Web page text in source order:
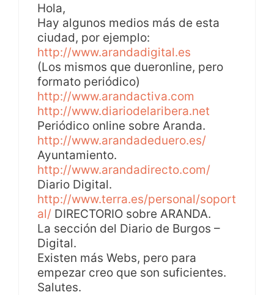
Hola,
Hay algunos medios más de esta
ciudad, por ejemplo:
http://www.arandadigital.es
(Los mismos que dueronline, pero
formato periódico)
http://www.arandactiva.com
http://www.diariodelaribera.net
Periódico online sobre Aranda.
http://www.arandadeduero.es/
Ayuntamiento.
http://www.arandadirecto.com/
Diario Digital.
http://www.terra.es/personal/soport
al/ DIRECTORIO sobre ARANDA.
La sección del Diario de Burgos –
Digital.
Existen más Webs, pero para
empezar creo que son suficientes.
Salutes.